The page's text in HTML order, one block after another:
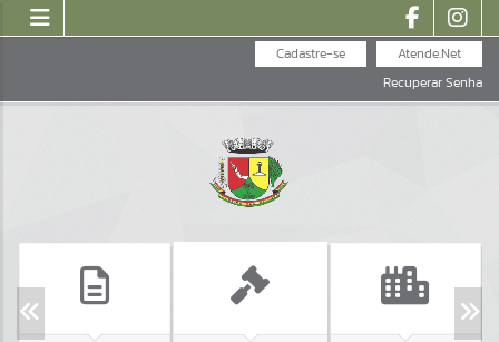
Atende.Net
Cadastre-se
Recuperar Senha